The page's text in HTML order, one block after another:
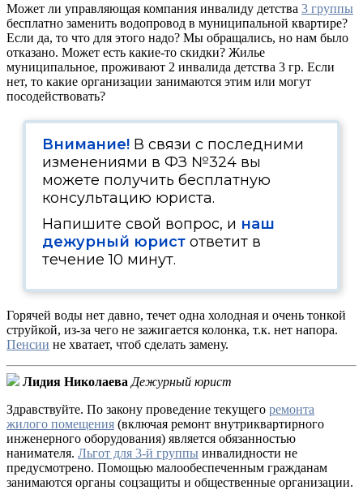
Может ли управляющая компания инвалиду детства 3 группы
бесплатно заменить водопровод в муниципальной квартире?
Если да, то что для этого надо? Мы обращались, но нам было
отказано. Может есть какие-то скидки? Жилье
муниципальное, проживают 2 инвалида детства 3 гр. Если
нет, то какие организации занимаются этим или могут
посодействовать?
Внимание! В связи с последними
изменениями в ФЗ №324 вы
можете получить бесплатную
консультацию юриста.
Напишите свой вопрос, и наш
дежурный юрист ответит в
течение 10 минут.
Горячей воды нет давно, течет одна холодная и очень тонкой
струйкой, из-за чего не зажигается колонка, т.к. нет напора.
Пенсии не хватает, чтоб сделать замену.
Лидия Николаева Дежурный юрист
Здравствуйте. По закону проведение текущего ремонта
жилого помещения (включая ремонт внутриквартирного
инженерного оборудования) является обязанностью
нанимателя. Льгот для 3-й группы инвалидности не
предусмотрено. Помощью малообеспеченным гражданам
занимаются органы соцзащиты и общественные организации.